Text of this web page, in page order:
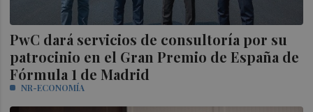
PwC dará servicios de consultoría por su
patrocinio en el Gran Premio de España de
Fórmula 1 de Madrid
NR-ECONOMÍA